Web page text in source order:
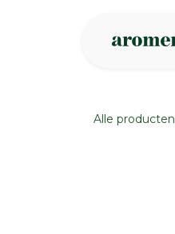
Alle producten